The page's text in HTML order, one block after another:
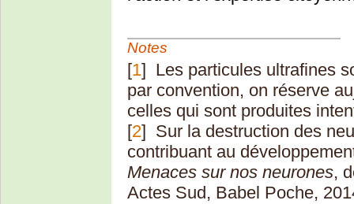
Notes
[1]
Les particules ultrafines
par convention, on réserve
celles qui sont produites
[2]
Sur la destruction des
contribuant au
Menaces sur nos neurones,
Actes Sud, Babel Poche,